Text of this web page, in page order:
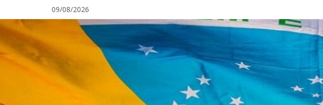
para
conteúdo
09/08/2026